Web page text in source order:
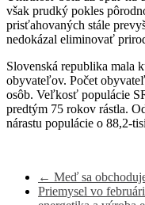
však prudký pokles
prisťahovaných stále
nedokázal eliminovať
Slovenská republika mala
obyvateľov. Počet
osôb. Veľkosť populácie
predtým 75 rokov rástla.
nárastu populácie o 88,2-
← Meď sa
Priemysel vo